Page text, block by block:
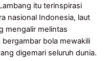
itu terinspirasi
nasional Indonesia, laut
mengalir melintas
bola mewakili
digemari seluruh dunia.